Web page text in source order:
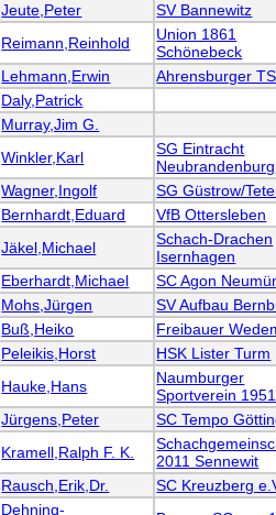
Jeute,Peter
SV Bannewitz
Reimann,Reinhold
Union 1861
Schönebeck
Lehmann,Erwin
Ahrensburger
Daly,Patrick
Murray,Jim G.
Winkler,Karl
SG Eintracht
Neubrandenburg
Wagner,Ingolf
SG Güstrow/
Bernhardt,Eduard
VfB Ottersleben
Jäkel,Michael
Schach-Drachen
Isernhagen
Eberhardt,Michael
SC Agon
Mohs,Jürgen
SV Aufbau
Buß,Heiko
Freibauer
Peleikis,Horst
HSK Lister Turm
Hauke,Hans
Naumburger
Sportverein 1951
Jürgens,Peter
SC Tempo
Kramell,Ralph F. K.
2011 Sennewit
Rausch,Erik,Dr.
SC Kreuzberg
Dehning-